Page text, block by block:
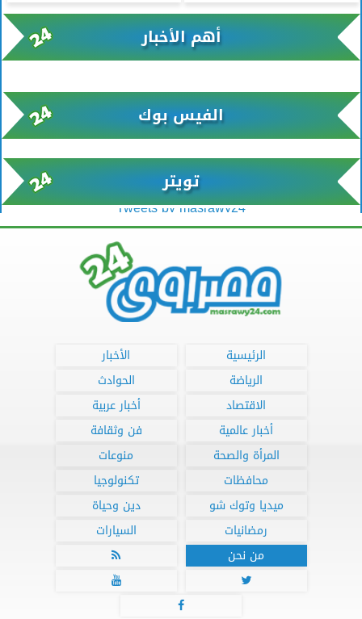
أهم الأخبار
الفيس بوك
تويتر
Tweets by masrawy24
الرئيسية
الأخبار
الرياضة
الحوادث
الاقتصاد
أخبار عربية
أخبار عالمية
فن وثقافة
المرأة والصحة
منوعات
محافظات
تكنولوجيا
ميديا وتوك شو
دين وحياة
رمضانيات
السيارات
من نحن



